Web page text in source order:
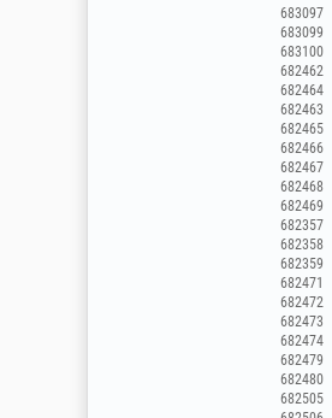
683097
683099
683100
682462
682464
682463
682465
682466
682467
682468
682469
682357
682358
682359
682471
682472
682473
682474
682479
682480
682505